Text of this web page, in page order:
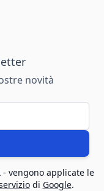
novità
- vengono applicate le
di Google.